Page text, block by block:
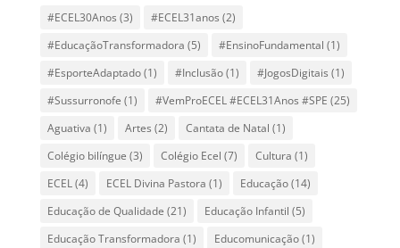
#ECEL30Anos (3) #ECEL31anos (2)
#EducaçãoTransformadora (5) #EnsinoFundamental (1)
#EsporteAdaptado(1) #Inclusão(1) #JogosDigitais (1)
#Sussurronofe (1) #VemProECEL #ECEL31Anos #SPE (25)
Aguativa (1) Artes (2) Cantata de Natal (1)
Colégio bilíngue (3) Colégio Ecel (7) Cultura (1)
ECEL(4) ECEL Divina Pastora (1) Educação(14)
Educação de Qualidade (21) Educação Infantil (5)
Educação Transformadora (1) Educomunicação(1)